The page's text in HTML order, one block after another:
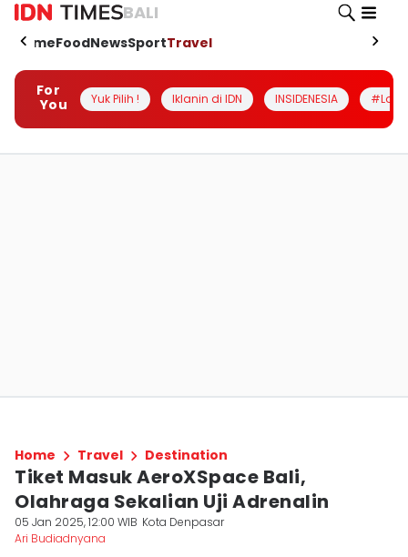
BALI
HomeFoodNewsSportTravel
For
You
Yuk Pilih ! Iklanin di IDN INSIDENESIA
Home Travel Destination
Tiket Masuk AeroXSpace Bali,
Olahraga Sekalian Uji Adrenalin
05 Jan 2025, 12:00 WIB Kota Denpasar
Ari Budiadnyana